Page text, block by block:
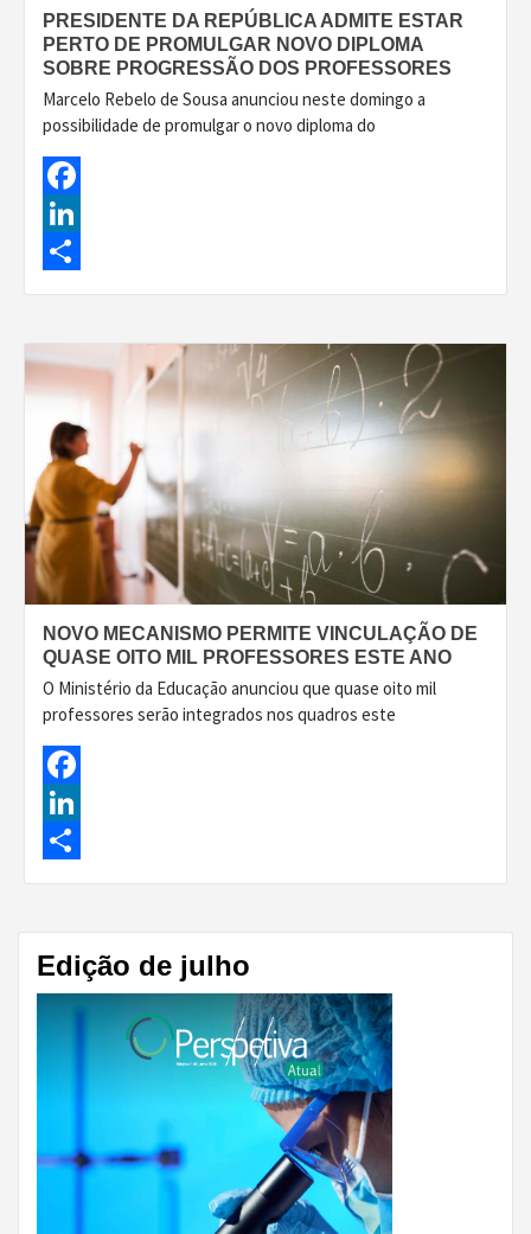
PRESIDENTE DA REPÚBLICA ADMITE ESTAR
PERTO DE PROMULGAR NOVO DIPLOMA
SOBRE PROGRESSÃO DOS PROFESSORES
Marcelo Rebelo de Sousa anunciou neste domingo a
possibilidade de promulgar o novo diploma do
Facebook
LinkedIn
Share
NOVO MECANISMO PERMITE VINCULAÇÃO DE
QUASE OITO MIL PROFESSORES ESTE ANO
O Ministério da Educação anunciou que quase oito mil
professores serão integrados nos quadros este
Facebook
LinkedIn
Share
Edição de julho